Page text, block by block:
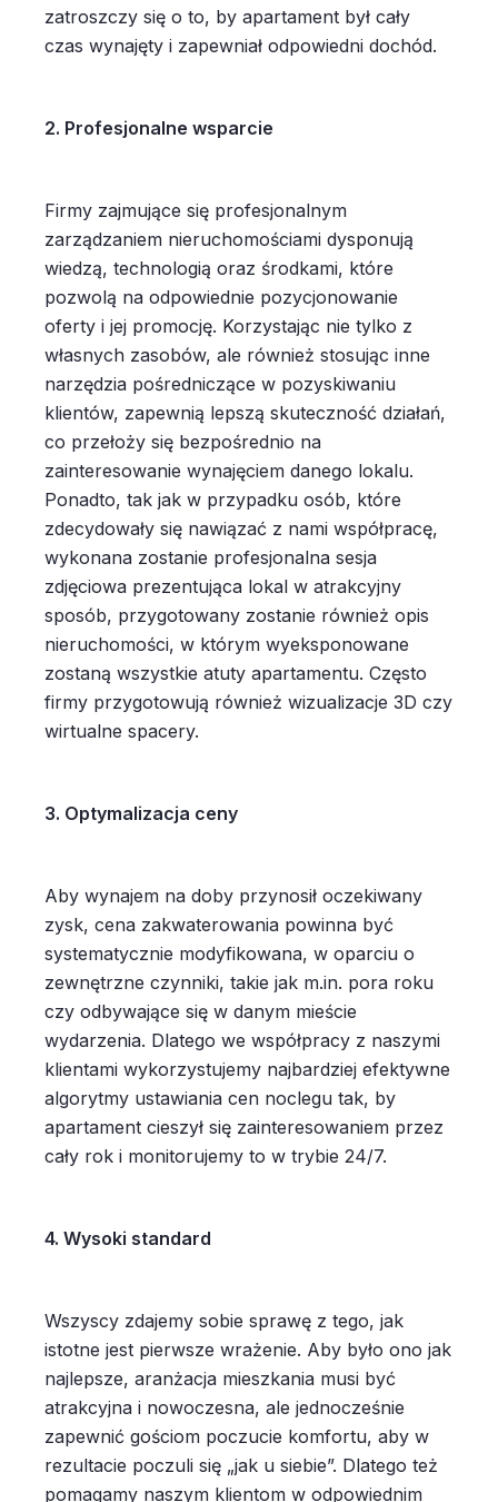
zatroszczy się o to, by apartament był cały
czas wynajęty i zapewniał odpowiedni dochód.
2. Profesjonalne wsparcie
Firmy zajmujące się profesjonalnym
zarządzaniem nieruchomościami dysponują
wiedzą, technologią oraz środkami, które
pozwolą na odpowiednie pozycjonowanie
oferty i jej promocję. Korzystając nie tylko z
własnych zasobów, ale również stosując inne
narzędzia pośredniczące w pozyskiwaniu
klientów, zapewnią lepszą skuteczność działań,
co przełoży się bezpośrednio na
zainteresowanie wynajęciem danego lokalu.
Ponadto, tak jak w przypadku osób, które
zdecydowały się nawiązać z nami współpracę,
wykonana zostanie profesjonalna sesja
zdjęciowa prezentująca lokal w atrakcyjny
sposób, przygotowany zostanie również opis
nieruchomości, w którym wyeksponowane
zostaną wszystkie atuty apartamentu. Często
firmy przygotowują również wizualizacje 3D czy
wirtualne spacery.
3. Optymalizacja ceny
Aby wynajem na doby przynosił oczekiwany
zysk, cena zakwaterowania powinna być
systematycznie modyfikowana, w oparciu o
zewnętrzne czynniki, takie jak m.in. pora roku
czy odbywające się w danym mieście
wydarzenia. Dlatego we współpracy z naszymi
klientami wykorzystujemy najbardziej efektywne
algorytmy ustawiania cen noclegu tak, by
apartament cieszył się zainteresowaniem przez
cały rok i monitorujemy to w trybie 24/7.
4. Wysoki standard
Wszyscy zdajemy sobie sprawę z tego, jak
istotne jest pierwsze wrażenie. Aby było ono jak
najlepsze, aranżacja mieszkania musi być
atrakcyjna i nowoczesna, ale jednocześnie
zapewnić gościom poczucie komfortu, aby w
rezultacie poczuli się „jak u siebie”. Dlatego też
pomagamy naszym klientom w odpowiednim